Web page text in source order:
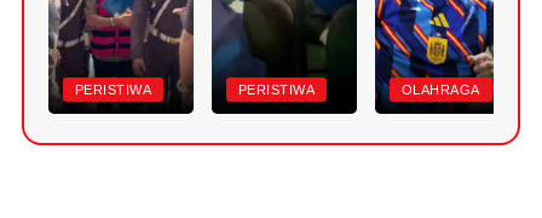
PERISTIWA PERISTIWA OLAHRAGA